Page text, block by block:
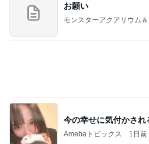
お願い
モンスターアクアリウム
今の幸せに気付かされ
Amebaトピックス 1日前